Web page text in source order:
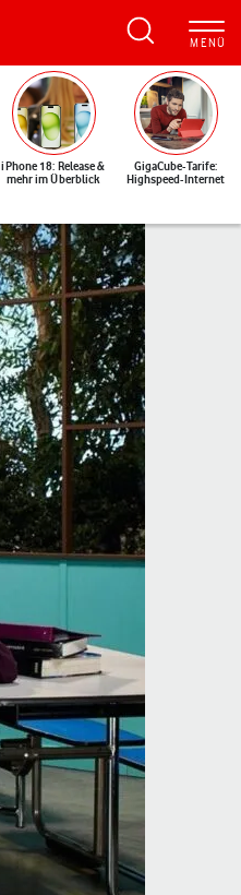
iPhone 18: Release &
mehr im Überblick
GigaCube-Tarife:
Highspeed-Internet